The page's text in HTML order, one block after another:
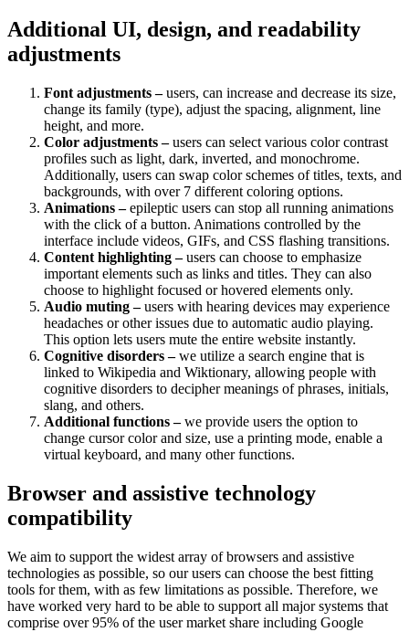
Additional UI, design, and readability
adjustments
Font adjustments –users, can increase and decrease its size,
change its family (type), adjust the spacing, alignment, line
height, and more.
Color adjustments –users can select various color contrast
profiles such as light, dark, inverted, and monochrome.
Additionally, users can swap color schemes of titles, texts, and
backgrounds, with over 7 different coloring options.
Animations –epileptic users can stop all running animations
with the click of a button. Animations controlled by the
interface include videos, GIFs, and CSS flashing transitions.
Content highlighting –users can choose to emphasize
important elements such as links and titles. They can also
choose to highlight focused or hovered elements only.
Audio muting –users with hearing devices may experience
headaches or other issues due to automatic audio playing.
This option lets users mute the entire website instantly.
Cognitive disorders –we utilize a search engine that is
linked to Wikipedia and Wiktionary, allowing people with
cognitive disorders to decipher meanings of phrases, initials,
slang, and others.
Additional functions –we provide users the option to
change cursor color and size, use a printing mode, enable a
virtual keyboard, and many other functions.
Browser and assistive technology
compatibility
We aim to support the widest array of browsers and assistive
technologies as possible, so our users can choose the best fitting
tools for them, with as few limitations as possible. Therefore, we
have worked very hard to be able to support all major systems that
comprise over 95% of the user market share including Google